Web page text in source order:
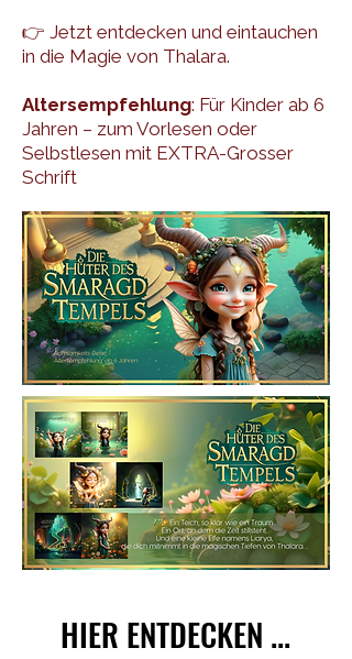
👉 Jetzt entdecken und eintauchen
in die Magie von Thalara.
Altersempfehlung: Für Kinder ab 6
Jahren – zum Vorlesen oder
Selbstlesen mit EXTRA-Grosser
Schrift
HIER ENTDECKEN ...
HIER ENTDECKEN ...